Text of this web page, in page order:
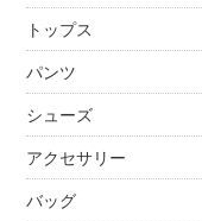
トップス
パンツ
シューズ
アクセサリー
バッグ